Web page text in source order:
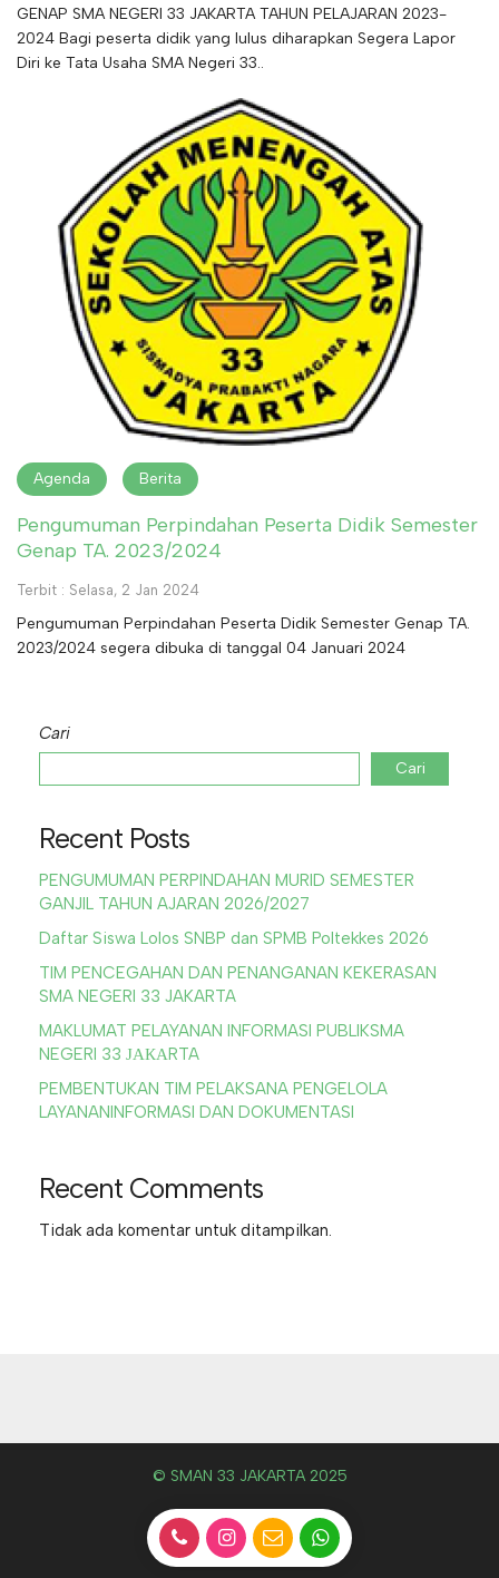
GENAP SMA NEGERI 33 JAKARTA TAHUN PELAJARAN 2023-
2024 Bagi peserta didik yang lulus diharapkan Segera Lapor
Diri ke Tata Usaha SMA Negeri 33..
Agenda Berita
Pengumuman Perpindahan Peserta Didik Semester
Genap TA. 2023/2024
Terbit : Selasa, 2 Jan 2024
Pengumuman Perpindahan Peserta Didik Semester Genap TA.
2023/2024 segera dibuka di tanggal 04 Januari 2024
Cari
Cari
Recent Posts
PENGUMUMAN PERPINDAHAN MURID SEMESTER
GANJIL TAHUN AJARAN 2026/2027
Daftar Siswa Lolos SNBP dan SPMB Poltekkes 2026
TIM PENCEGAHAN DAN PENANGANAN KEKERASAN
SMA NEGERI 33 JAKARTA
MAKLUMAT PELAYANAN INFORMASI PUBLIKSMA
NEGERI 33 ЈАКАRTA
PEMBENTUKAN TIM PELAKSANA PENGELOLA
LAYANANINFORMASI DAN DOKUMENTASI
Recent Comments
Tidak ada komentar untuk ditampilkan.
© SMAN 33 JAKARTA 2025